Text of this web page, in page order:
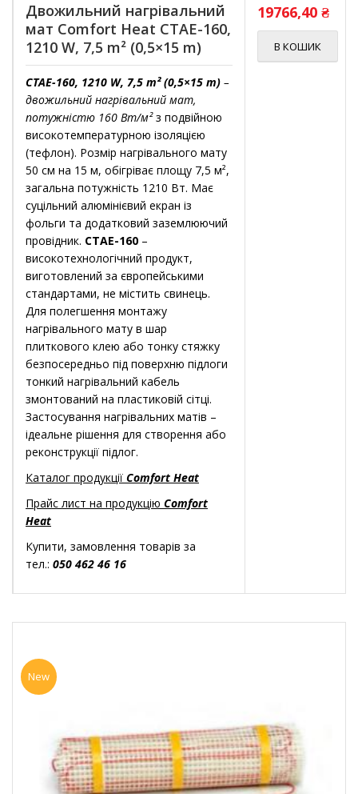
Двожильний нагрівальний
мат Comfort Heat CTAE-160,
1210 W, 7,5 m² (0,5×15 m)
CTAE-160, 1210 W, 7,5 m² (0,5×15 m) –
двожильний нагрівальний мат,
потужністю 160 Вт/м²з подвійною
високотемпературною ізоляцією
(тефлон). Розмір нагрівального мату
50 см на 15 м, обігріває площу 7,5 м²,
загальна потужність 1210 Вт. Має
суцільний алюмінієвий екран із
фольги та додатковий заземлюючий
провідник. CTAE-160 –
високотехнологічний продукт,
виготовлений за європейськими
стандартами, не містить свинець.
Для полегшення монтажу
нагрівального мату в шар
плиткового клею або тонку стяжку
безпосередньо під поверхню підлоги
тонкий нагрівальний кабель
змонтований на пластиковій сітці.
Застосування нагрівальних матів –
ідеальне рішення для створення або
реконструкції підлог.
Каталог продукції Comfort Heat
Прайс лист на продукцію Comfort
Heat
Купити, замовлення товарів за
тел.: 050 462 46 16
19766,40₴
В КОШИК
New